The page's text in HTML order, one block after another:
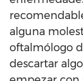
alguna
oftalmólogo
descartar